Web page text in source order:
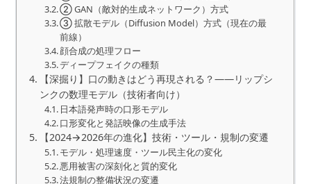
② GAN（敵対的生成ネットワーク）方式
③ 拡散モデル（Diffusion Model）方式（現在の最
前線）
顔合成の処理フロー
ディープフェイクの種類
【深掘り】口の動きはどう再現される？——リップシ
ンクの数理モデル（技術者向け）
日本語発声時の口形モデル
口形変化と発話映像の生成手法
【2024→2026年の進化】技術・ツール・規制の変遷
モデル・処理速度・ツール民主化の変化
悪用被害の深刻化と質的変化
法規制の整備状況の変遷